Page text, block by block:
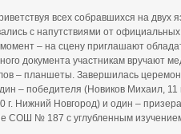
всех собравшихся на двух
с напутствиями от
– на сцену приглашают
документа участникам вручают
– планшеты. Завершилась
– победителя (Новиков Михаил,
Нижний Новгород) и один –
СОШ № 187 с углубленным